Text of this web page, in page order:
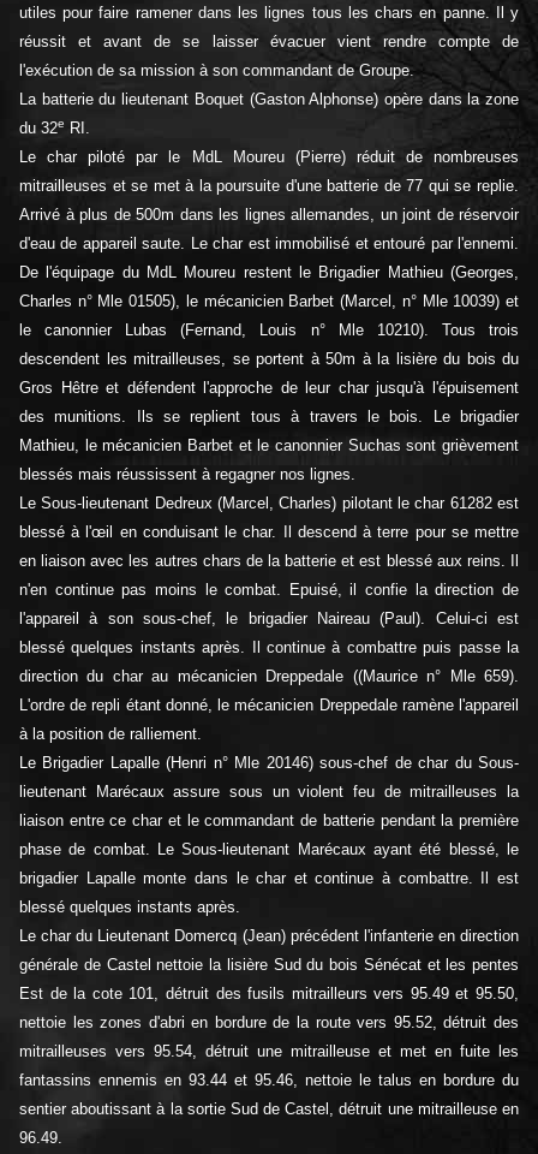
utiles pour faire ramener dans les lignes tous les chars en panne. Il y
réussit et avant de se laisser évacuer vient rendre compte de
l'exécution de sa mission à son commandant de Groupe.
La batterie du lieutenant Boquet (Gaston Alphonse) opère dans la zone
du 32e
RI.
Le char piloté par le MdL Moureu (Pierre) réduit de nombreuses
mitrailleuses et se met à la poursuite d'une batterie de 77 qui se replie.
Arrivé à plus de 500m dans les lignes allemandes, un joint de réservoir
d'eau de appareil saute. Le char est immobilisé et entouré par l'ennemi.
De l'équipage du MdL Moureu restent le Brigadier Mathieu (Georges,
Charles n° Mle 01505), le mécanicien Barbet (Marcel, n° Mle 10039) et
le canonnier Lubas (Fernand, Louis n° Mle 10210). Tous trois
descendent les mitrailleuses, se portent à 50m à la lisière du bois du
Gros Hêtre et défendent l'approche de leur char jusqu'à l'épuisement
des munitions. Ils se replient tous à travers le bois. Le brigadier
Mathieu, le mécanicien Barbet et le canonnier Suchas sont grièvement
blessés mais réussissent à regagner nos lignes.
Le Sous-lieutenant Dedreux (Marcel, Charles) pilotant le char 61282 est
blessé à l'œil en conduisant le char. Il descend à terre pour se mettre
en liaison avec les autres chars de la batterie et est blessé aux reins. Il
n'en continue pas moins le combat. Epuisé, il confie la direction de
l'appareil à son sous-chef, le brigadier Naireau (Paul). Celui-ci est
blessé quelques instants après. Il continue à combattre puis passe la
direction du char au mécanicien Dreppedale ((Maurice n° Mle 659).
L'ordre de repli étant donné, le mécanicien Dreppedale ramène l'appareil
à la position de ralliement.
Le Brigadier Lapalle (Henri n° Mle 20146) sous-chef de char du Sous-
lieutenant Marécaux assure sous un violent feu de mitrailleuses la
liaison entre ce char et le commandant de batterie pendant la première
phase de combat. Le Sous-lieutenant Marécaux ayant été blessé, le
brigadier Lapalle monte dans le char et continue à combattre. Il est
blessé quelques instants après.
Le char du Lieutenant Domercq (Jean) précédent l'infanterie en direction
générale de Castel nettoie la lisière Sud du bois Sénécat et les pentes
Est de la cote 101, détruit des fusils mitrailleurs vers 95.49 et 95.50,
nettoie les zones d'abri en bordure de la route vers 95.52, détruit des
mitrailleuses vers 95.54, détruit une mitrailleuse et met en fuite les
fantassins ennemis en 93.44 et 95.46, nettoie le talus en bordure du
sentier aboutissant à la sortie Sud de Castel, détruit une mitrailleuse en
96.49.